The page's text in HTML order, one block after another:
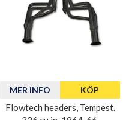
MER INFO KÖP
Flowtech headers, Tempest.